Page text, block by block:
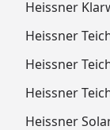
Heissner
Heissner
Heissner
Heissner
Heissner